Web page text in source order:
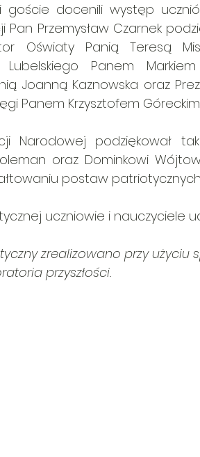
goście docenili występ
Pan Przemysław Czarnek
Oświaty Panią Teresą
Lubelskiego Panem
Joanną Kaznowska oraz
Panem Krzysztofem
Narodowej podziękował
oraz Dominkowi
postaw
uczniowie i nauczyciele
zrealizowano przy
przyszłości.